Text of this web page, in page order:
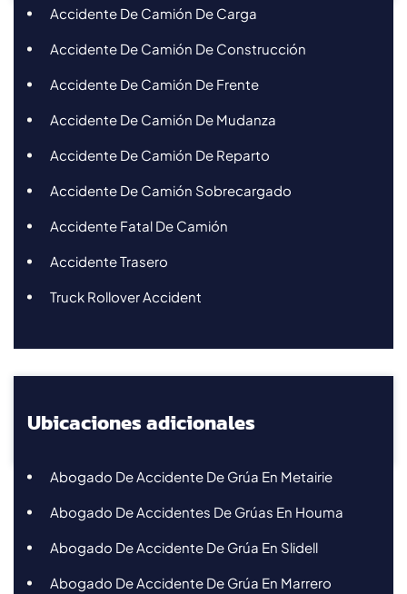
Accidente De Camión De Carga
Accidente De Camión De Construcción
Accidente De Camión De Frente
Accidente De Camión De Mudanza
Accidente De Camión De Reparto
Accidente De Camión Sobrecargado
Accidente Fatal De Camión
Accidente Trasero
Truck Rollover Accident
Ubicaciones adicionales
Abogado De Accidente De Grúa En Metairie
Abogado De Accidentes De Grúas En Houma
Abogado De Accidente De Grúa En Slidell
Abogado De Accidente De Grúa En Marrero